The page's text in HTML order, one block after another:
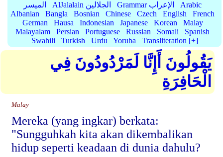
الميسر
AlJalalain الجلالين Grammar الإعراب
Arabic
Albanian
Bangla Bosnian Chinese Czech English
French
German
Hausa Indonesian Japanese Korean
Malay
Malayalam
Persian Portuguese Russian Somali
Spanish
Swahili
Turkish Urdu Yoruba Transliteration [+]
يَقُولُونَ أَإِنَّا لَمَرْدُودُونَ فِي
الْحَافِرَةِ
Malay
Mereka (yang ingkar) berkata:
"Sungguhkah kita akan dikembalikan
hidup seperti keadaan di dunia dahulu?